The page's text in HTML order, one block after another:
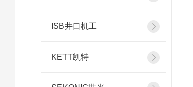
ISB井口机工
KETT凯特